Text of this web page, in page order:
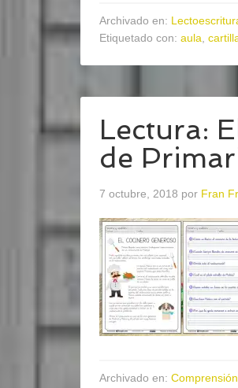
Archivado en:
Etiquetado con: aula
Lectura:
de
7 octubre, 2018 por Fran
Archivado en: